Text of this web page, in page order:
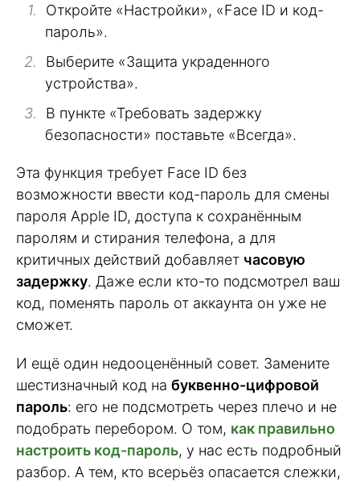
Откройте «Настройки», «Face ID и код-
пароль».
Выберите «Защита украденного
устройства».
В пункте «Требовать задержку
безопасности» поставьте «Всегда».
Эта функция требует Face ID без
возможности ввести код-пароль для смены
пароля Apple ID, доступа к сохранённым
паролям и стирания телефона, а для
критичных действий добавляет часовую
задержку. Даже если кто-то подсмотрел ваш
код, поменять пароль от аккаунта он уже не
сможет.
И ещё один недооценённый совет. Замените
шестизначный код на буквенно-цифровой
пароль: его не подсмотреть через плечо и не
подобрать перебором. О том, как правильно
настроить код-пароль, у нас есть подробный
разбор. А тем, кто всерьёз опасается слежки,